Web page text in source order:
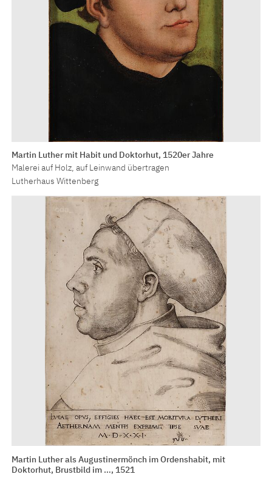
Martin Luther mit Habit und Doktorhut, 1520er Jahre
Malerei auf Holz, auf Leinwand übertragen
Lutherhaus Wittenberg
Martin Luther als Augustinermönch im Ordenshabit, mit
Doktorhut, Brustbild im …, 1521